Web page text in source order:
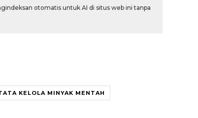
otomatis untuk AI di situs web ini tanpa
KELOLA MINYAK MENTAH